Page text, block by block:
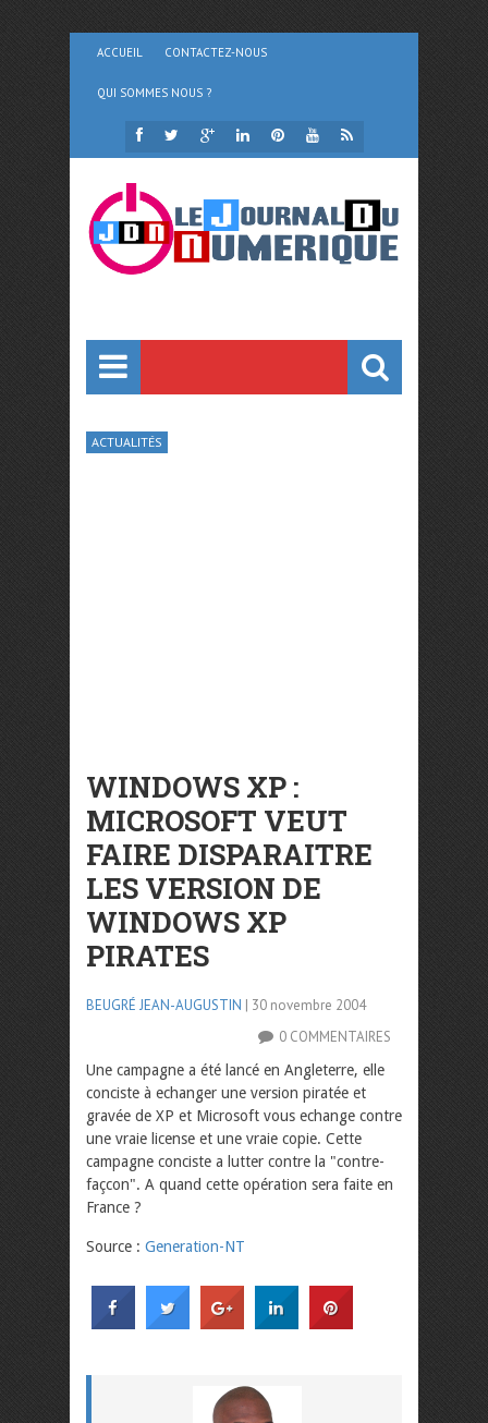
ACCUEIL CONTACTEZ-NOUS
QUI SOMMES NOUS ?
ACTUALITÉS
WINDOWS XP :
MICROSOFT VEUT
FAIRE DISPARAITRE
LES VERSION DE
WINDOWS XP
PIRATES
BEUGRÉ JEAN-AUGUSTIN | 30 novembre 2004
0 COMMENTAIRES
Une campagne a été lancé en Angleterre, elle
conciste à echanger une version piratée et
gravée de XP et Microsoft vous echange contre
une vraie license et une vraie copie. Cette
campagne conciste a lutter contre la "contre-
façcon". A quand cette opération sera faite en
France ?
Source : Generation-NT